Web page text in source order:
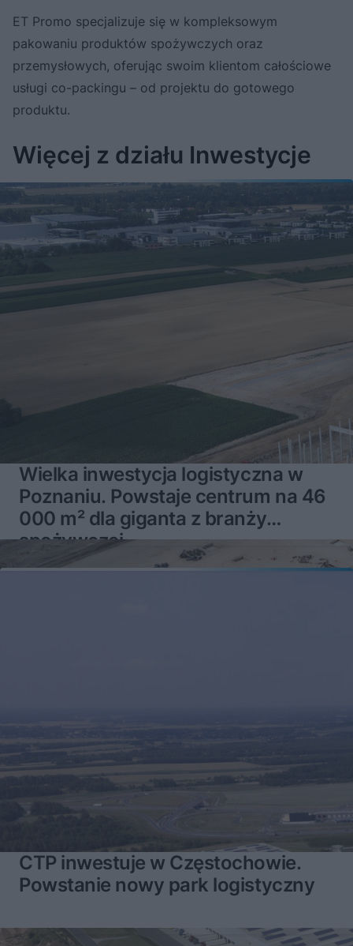
ET Promo specjalizuje się w kompleksowym
pakowaniu produktów spożywczych oraz
przemysłowych, oferując swoim klientom całościowe
usługi co-packingu – od projektu do gotowego
produktu.
Więcej z działu Inwestycje
Wielka inwestycja logistyczna w
Poznaniu. Powstaje centrum na 46
000 m² dla giganta z branży
spożywczej
CTP inwestuje w Częstochowie.
Powstanie nowy park logistyczny